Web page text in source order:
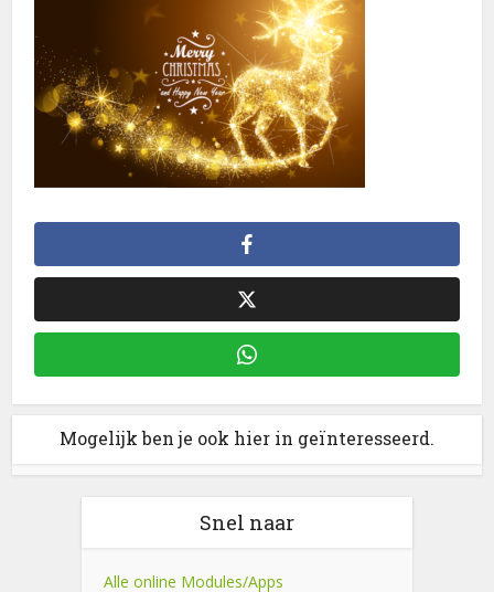
Mogelijk ben je ook hier in geïnteresseerd.
Snel naar
Alle online Modules/Apps